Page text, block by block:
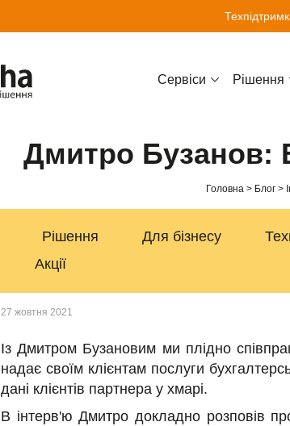
Cервіси Рішення
Дмитро Бузанов:
Головна Блог
Рішення Для бізнесу
Акції
27 жовтня 2021
Із Дмитром Бузановим ми плідно
надає своїм клієнтам послуги
дані клієнтів партнера у хмарі.
В інтерв'ю Дмитро докладно розповів